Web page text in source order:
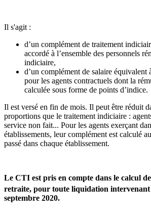
Il s'agit :
d’un complément de traitement
accordé à l’ensemble des personnels
indiciaire,
d’un complément de salaire équivalent
pour les agents contractuels dont la
calculée sous forme de points d’indice.
Il est versé en fin de mois. Il peut être réduit
proportions que le traitement indiciaire :
service non fait... Pour les agents exerçant
établissements, leur complément est calculé
passé dans chaque établissement.
Le CTI est pris en compte dans le calcul
retraite, pour toute liquidation
septembre 2020.